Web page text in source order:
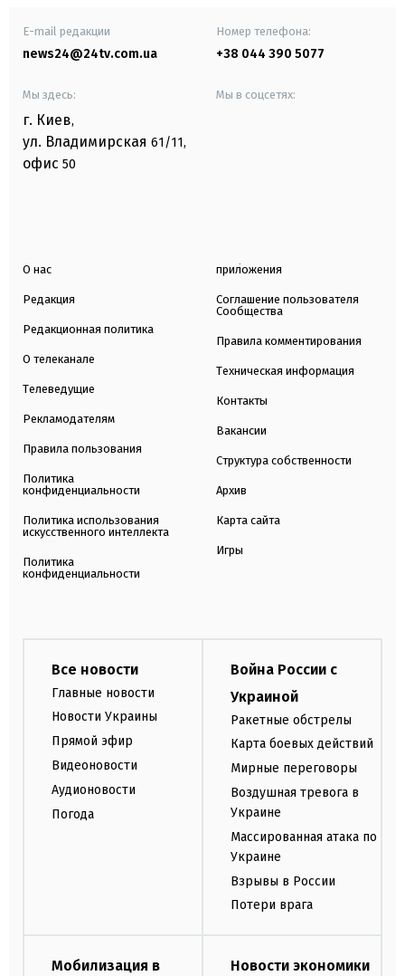
E-mail редакции
news24@24tv.com.ua
Номер телефона:
+38 044 390 5077
Мы здесь:
г. Киев,
ул. Владимирская 61/11,
офис 50
Мы в соцсетях:
О нас
Редакция
Редакционная политика
О телеканале
Телеведущие
Рекламодателям
Правила пользования
Политика
конфиденциальности
Политика использования
искусственного интеллекта
Политика
конфиденциальности
приложения
Соглашение пользователя
Сообщества
Правила комментирования
Техническая информация
Контакты
Вакансии
Структура собственности
Архив
Карта сайта
Игры
Все новости
Главные новости
Новости Украины
Прямой эфир
Видеоновости
Аудионовости
Погода
Война России с
Украиной
Ракетные обстрелы
Карта боевых действий
Мирные переговоры
Воздушная тревога в
Украине
Массированная атака по
Украине
Взрывы в России
Потери врага
Мобилизация в
Новости экономики